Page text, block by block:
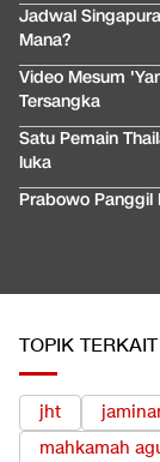
Jadwal
Mana?
Video Mesum
Tersangka
Satu Pemain
luka
Prabowo Panggil
TOPIK TERKAIT
jht
mahkamah